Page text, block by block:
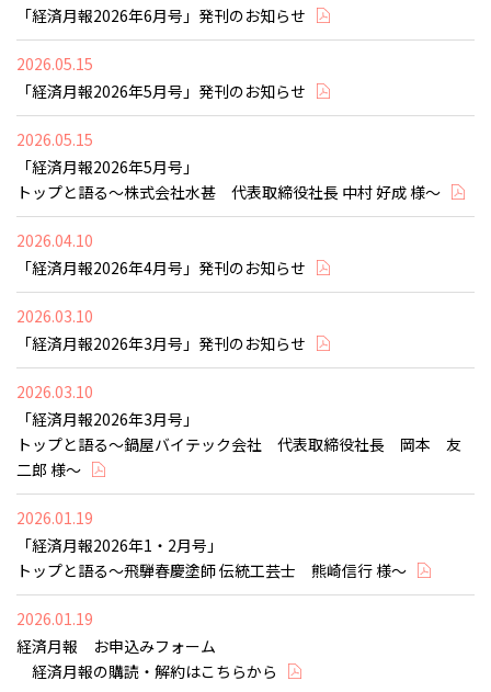
「経済月報2026年6月号」発刊のお知らせ
2026.05.15
「経済月報2026年5月号」発刊のお知らせ
2026.05.15
「経済月報2026年5月号」
トップと語る～株式会社水甚 代表取締役社長 中村 好成 様～
2026.04.10
「経済月報2026年4月号」発刊のお知らせ
2026.03.10
「経済月報2026年3月号」発刊のお知らせ
2026.03.10
「経済月報2026年3月号」
トップと語る～鍋屋バイテック会社 代表取締役社長 岡本 友
二郎 様～
2026.01.19
「経済月報2026年1・2月号」
トップと語る～飛騨春慶塗師 伝統工芸士 熊崎信行 様～
2026.01.19
経済月報 お申込みフォーム
経済月報の購読・解約はこちらから